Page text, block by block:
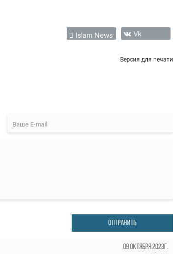
Islam News Vk
Версия для печати
ОТПРАВИТЬ
09 Октября 2023г.